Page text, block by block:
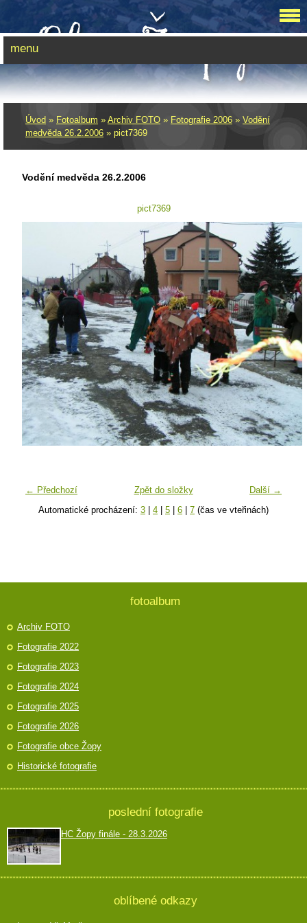
Úvod » Fotoalbum » Archiv FOTO » Fotografie 2006 » Vodění
medvěda 26.2.2006 » pict7369
Vodění medvěda 26.2.2006
pict7369
← Předchozí Další →
Zpět do složky
Automatické procházení: 3 | 4 | 5 | 6 | 7 (čas ve vteřinách)
menu
fotoalbum
Archiv FOTO
Fotografie 2022
Fotografie 2023
Fotografie 2024
Fotografie 2025
Fotografie 2026
Fotografie obce Žopy
Historické fotografie
poslední fotografie
HC Žopy finále - 28.3.2026
oblíbené odkazy